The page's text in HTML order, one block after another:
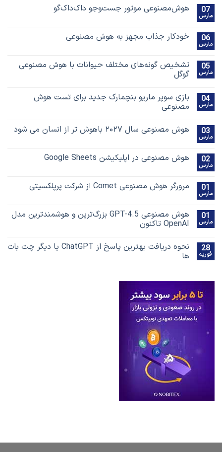
07
مارس
هوش‌مصنوعی موتور جست‌و‌جو داک‌داک‌گو
06
مارس
خودکار جذاب مجهز به هوش مصنوعی
05
مارس
تشخیص گونه‌های مختلف حیوانات با هوش مصنوعی
گوگل
04
مارس
بازی سوپر ماریو بنچمارک جدید برای تست هوش
مصنوعی
03
مارس
هوش مصنوعی سال ۲۰۲۷ باهوش تر از انسان می شود
02
مارس
هوش مصنوعی در اپلیکیشن Google Sheets
01
مارس
مرورگر هوش مصنوعی Comet از شرکت پرپلکسیتی
01
مارس
هوش مصنوعی GPT-4.5 بزرگ‌ترین و هوشمندترین مدل
OpenAI تاکنون
28
فوریه
نحوه دریافت بهترین پاسخ‌ از ChatGPT یا دیگر چت بات
ها